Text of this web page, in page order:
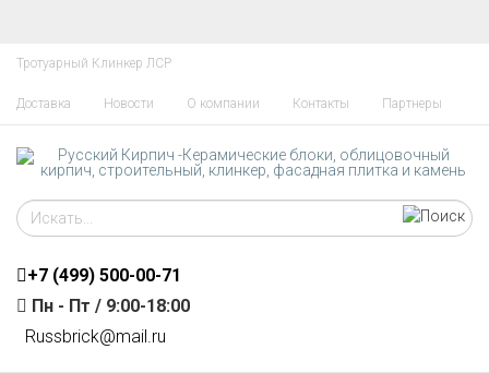
Тротуарный Клинкер ЛСР
Доставка Новости О компании Контакты Партнеры
+7 (499) 500-00-71
Пн - Пт / 9:00-18:00
Russbrick@mail.ru